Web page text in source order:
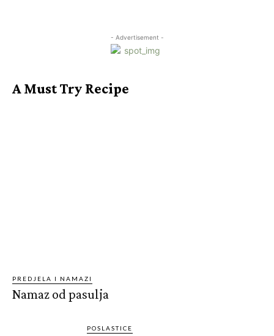
- Advertisement -
A Must Try Recipe
PREDJELA I NAMAZI
Namaz od pasulja
POSLASTICE